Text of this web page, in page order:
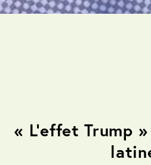
« L’effet Trump